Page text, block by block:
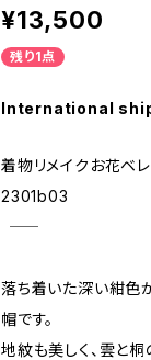
¥13,500
残り1点
International
着物リメイクお花ベ
2301b03
―――――――――――――――――――――――――――――
落ち着いた深い紺色
帽です。
地紋も美しく、雲と